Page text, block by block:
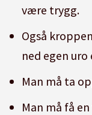
jakte på meg.»
(Jente, har
være trygg.
Også
ned egen uro
Man må ta
Man må få